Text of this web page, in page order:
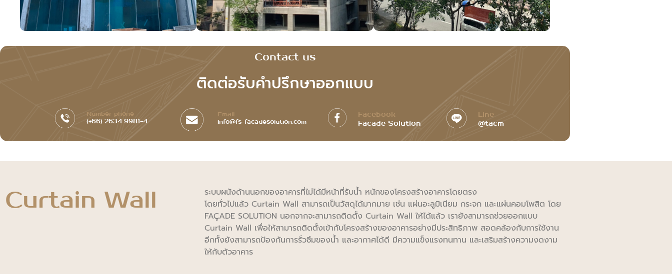
Contact us
ติดต่อรับคำปรึกษาออกแบบ​
Number phone
(+66) 2634 9981-4
Email
Info@fs-facadesolution.com
Facebook
Facade Solution
Line
@tacm
Curtain Wall
ระบบผนังด้านนอกของอาคารที่ไม่ได้มีหน้าที่รับน้ำ หนักของโครงสร้างอาคารโดยตรง
โดยทั่วไปแล้ว Curtain Wall สามารถเป็นวัสดุได้มากมาย เช่น แผ่นอะลูมิเนียม กระจก และแผ่นคอมโพสิต โดย
FAÇADE SOLUTION นอกจากจะสามารถติดตั้ง Curtain Wall ให้ได้แล้ว เรายังสามารถช่วยออกแบบ
Curtain Wall เพื่อให้สามารถติดตั้งเข้ากับโครงสร้างของอาคารอย่างมีประสิทธิภาพ สอดคล้องกับการใช้งาน
อีกทั้งยังสามารถป้องกันการรั่วซึมของน้ำ และอากาศได้ดี มีความแข็งแรงทนทาน และเสริมสร้างความงดงาม
ให้กับตัวอาคาร